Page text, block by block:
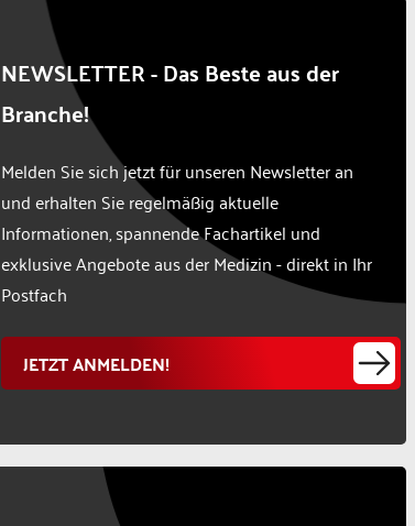
NEWSLETTER - Das Beste aus der
Branche!
Melden Sie sich jetzt für unseren Newsletter an
und erhalten Sie regelmäßig aktuelle
Informationen, spannende Fachartikel und
exklusive Angebote aus der Medizin - direkt in Ihr
Postfach
JETZT ANMELDEN!